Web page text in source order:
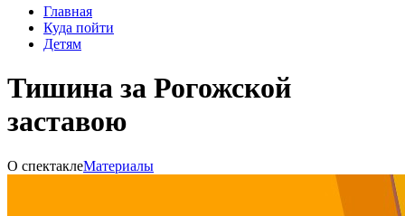
Главная
Куда пойти
Детям
Тишина за Рогожской
заставою
О спектаклеМатериалы